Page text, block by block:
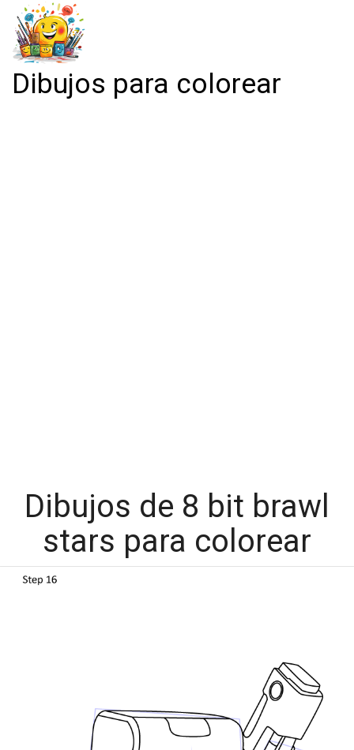
Dibujos para colorear
Dibujos de 8 bit brawl
stars para colorear